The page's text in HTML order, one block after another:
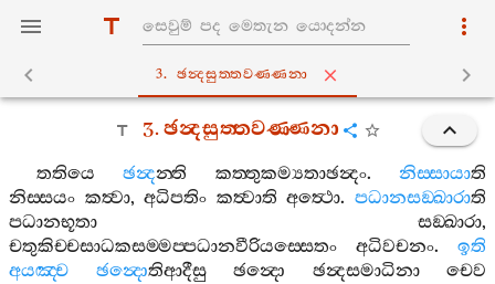
3. ඡන්‍දසුත‍්තවණ‍්ණනා
3.ඡන්‍දසුත‍්තවණ‍්ණනා
තතියෙ ඡන්‍දන‍්ති කත‍්තුකම්‍යතාඡන්‍දං.නිස‍්සායාති
නිස‍්සයං කත්‍වා,අධිපතිං කත්‍වාති අත්‍ථො.පධානසඞ‍්ඛාරාති
පධානභූතා
සඞ‍්ඛාරා,
චතුකිච‍්චසාධකසම‍්මප‍්පධානවීරියස‍්සෙතං
අධිවචනං. ඉති
අයඤ‍්ච
ඡන්‍දොතිආදීසු ඡන්‍දො ඡන්‍දසමාධිනා
චෙව